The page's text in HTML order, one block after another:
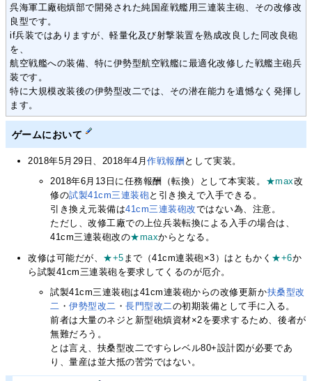
呉海軍工廠砲熕部で開発された純国産戦艦用三連装主砲、その改修改
良型です。
if兵装ではありますが、軽量化及び射撃装置を熟成改良した同改良砲
を、
航空戦艦への装備、特に伊勢型航空戦艦に最適化改修した戦艦主砲兵
装です。
特に大規模改装後の伊勢型改二では、その潜在能力を遺憾なく発揮し
ます。
ゲームにおいて
2018年5月29日、2018年4月作戦報酬 として実装。
2018年6月13日に任務報酬（転換）として本実装。 ★max改
修の試製41cm三連装砲と引き換えで入手できる。
引き換え元装備は41cm三連装砲改ではない為、注意。
ただし、改修工廠での上位兵装転換による入手の場合は、
41cm三連装砲改の★maxからとなる。
改修は可能だが、 ★+5 まで（41cm連装砲×3）はともかく ★+6か
ら試製41cm三連装砲を要求してくるのが厄介。
試製41cm三連装砲は41cm連装砲からの改修更新か扶桑型改
二 ・伊勢型改二 ・長門型改二 の初期装備として手に入る。
前者は大量のネジと新型砲熕資材×2を要求するため、後者が
無難だろう。
とは言え、扶桑型改二ですらレベル80+設計図が必要であ
り、量産は並大抵の苦労ではない。